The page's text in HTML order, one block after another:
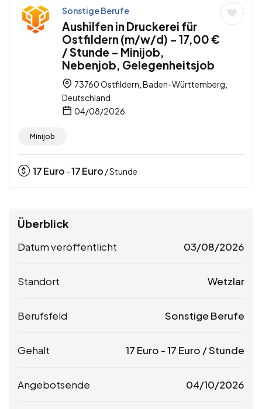
Sonstige Berufe
Aushilfen in Druckerei für
Ostfildern (m/w/d) – 17,00 €
/ Stunde – Minijob,
Nebenjob, Gelegenheitsjob
73760 Ostfildern, Baden-Württemberg,
Deutschland
04/08/2026
Minijob
17Euro -17Euro / Stunde
Überblick
Datum veröffentlicht 03/08/2026
Standort Wetzlar
Berufsfeld Sonstige Berufe
Gehalt 17 Euro -17 Euro / Stunde
Angebotsende 04/10/2026